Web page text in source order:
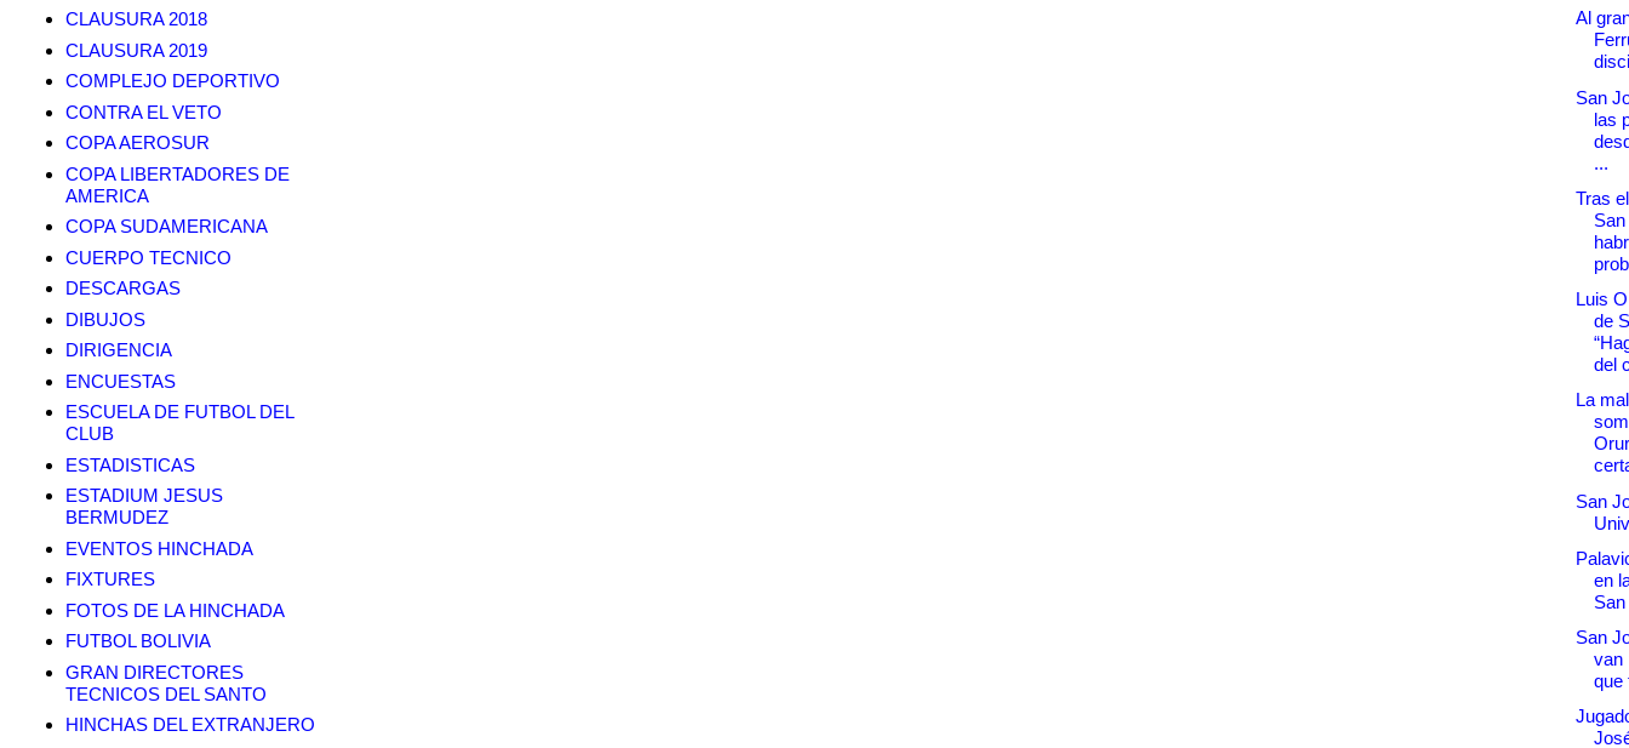
CLAUSURA 2018
CLAUSURA 2019
COMPLEJO DEPORTIVO
CONTRA EL VETO
COPA AEROSUR
COPA LIBERTADORES DE
AMERICA
COPA SUDAMERICANA
CUERPO TECNICO
DESCARGAS
DIBUJOS
DIRIGENCIA
ENCUESTAS
ESCUELA DE FUTBOL DEL
CLUB
ESTADISTICAS
ESTADIUM JESUS
BERMUDEZ
EVENTOS HINCHADA
FIXTURES
FOTOS DE LA HINCHADA
FUTBOL BOLIVIA
GRAN DIRECTORES
TECNICOS DEL SANTO
HINCHAS DEL EXTRANJERO
Al
San
las
...
Tras
Luis
de
del
La
San
en
San
van
que